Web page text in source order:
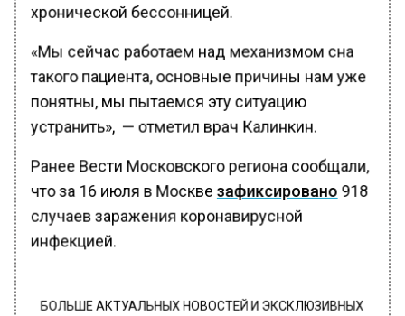
хронической бессонницей.
«Мы сейчас работаем над механизмом сна
такого пациента, основные причины нам уже
понятны, мы пытаемся эту ситуацию
устранить», — отметил врач Калинкин.
Ранее Вести Московского региона сообщали,
что за 16 июля в Москве зафиксировано 918
случаев заражения коронавирусной
инфекцией.
БОЛЬШЕ АКТУАЛЬНЫХ НОВОСТЕЙ И ЭКСКЛЮЗИВНЫХ